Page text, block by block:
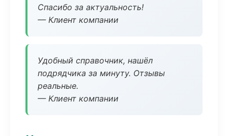
Спасибо за актуальность!
— Клиент компании
Удобный справочник, нашёл
подрядчика за минуту. Отзывы
реальные.
— Клиент компании